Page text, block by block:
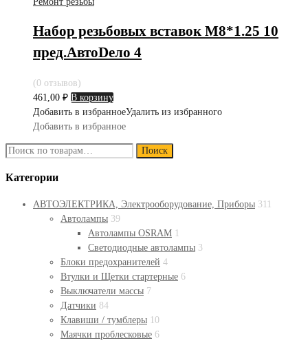
Набор резьбовых вставок М8*1.25 10
пред.АвтоDело 4
(0 отзывов)
461,00 ₽ В корзину
Добавить в избранноеУдалить из избранного
Добавить в избранное
Искать: Поиск
Категории
АВТОЭЛЕКТРИКА, Электрооборудование, Приборы 311
Автолампы 39
Автолампы OSRAM 1
Светодиодные автолампы 3
Блоки предохранителей 4
Втулки и Щетки стартерные 6
Выключатели массы 7
Датчики 84
Клавиши / тумблеры 10
Маячки проблесковые 6